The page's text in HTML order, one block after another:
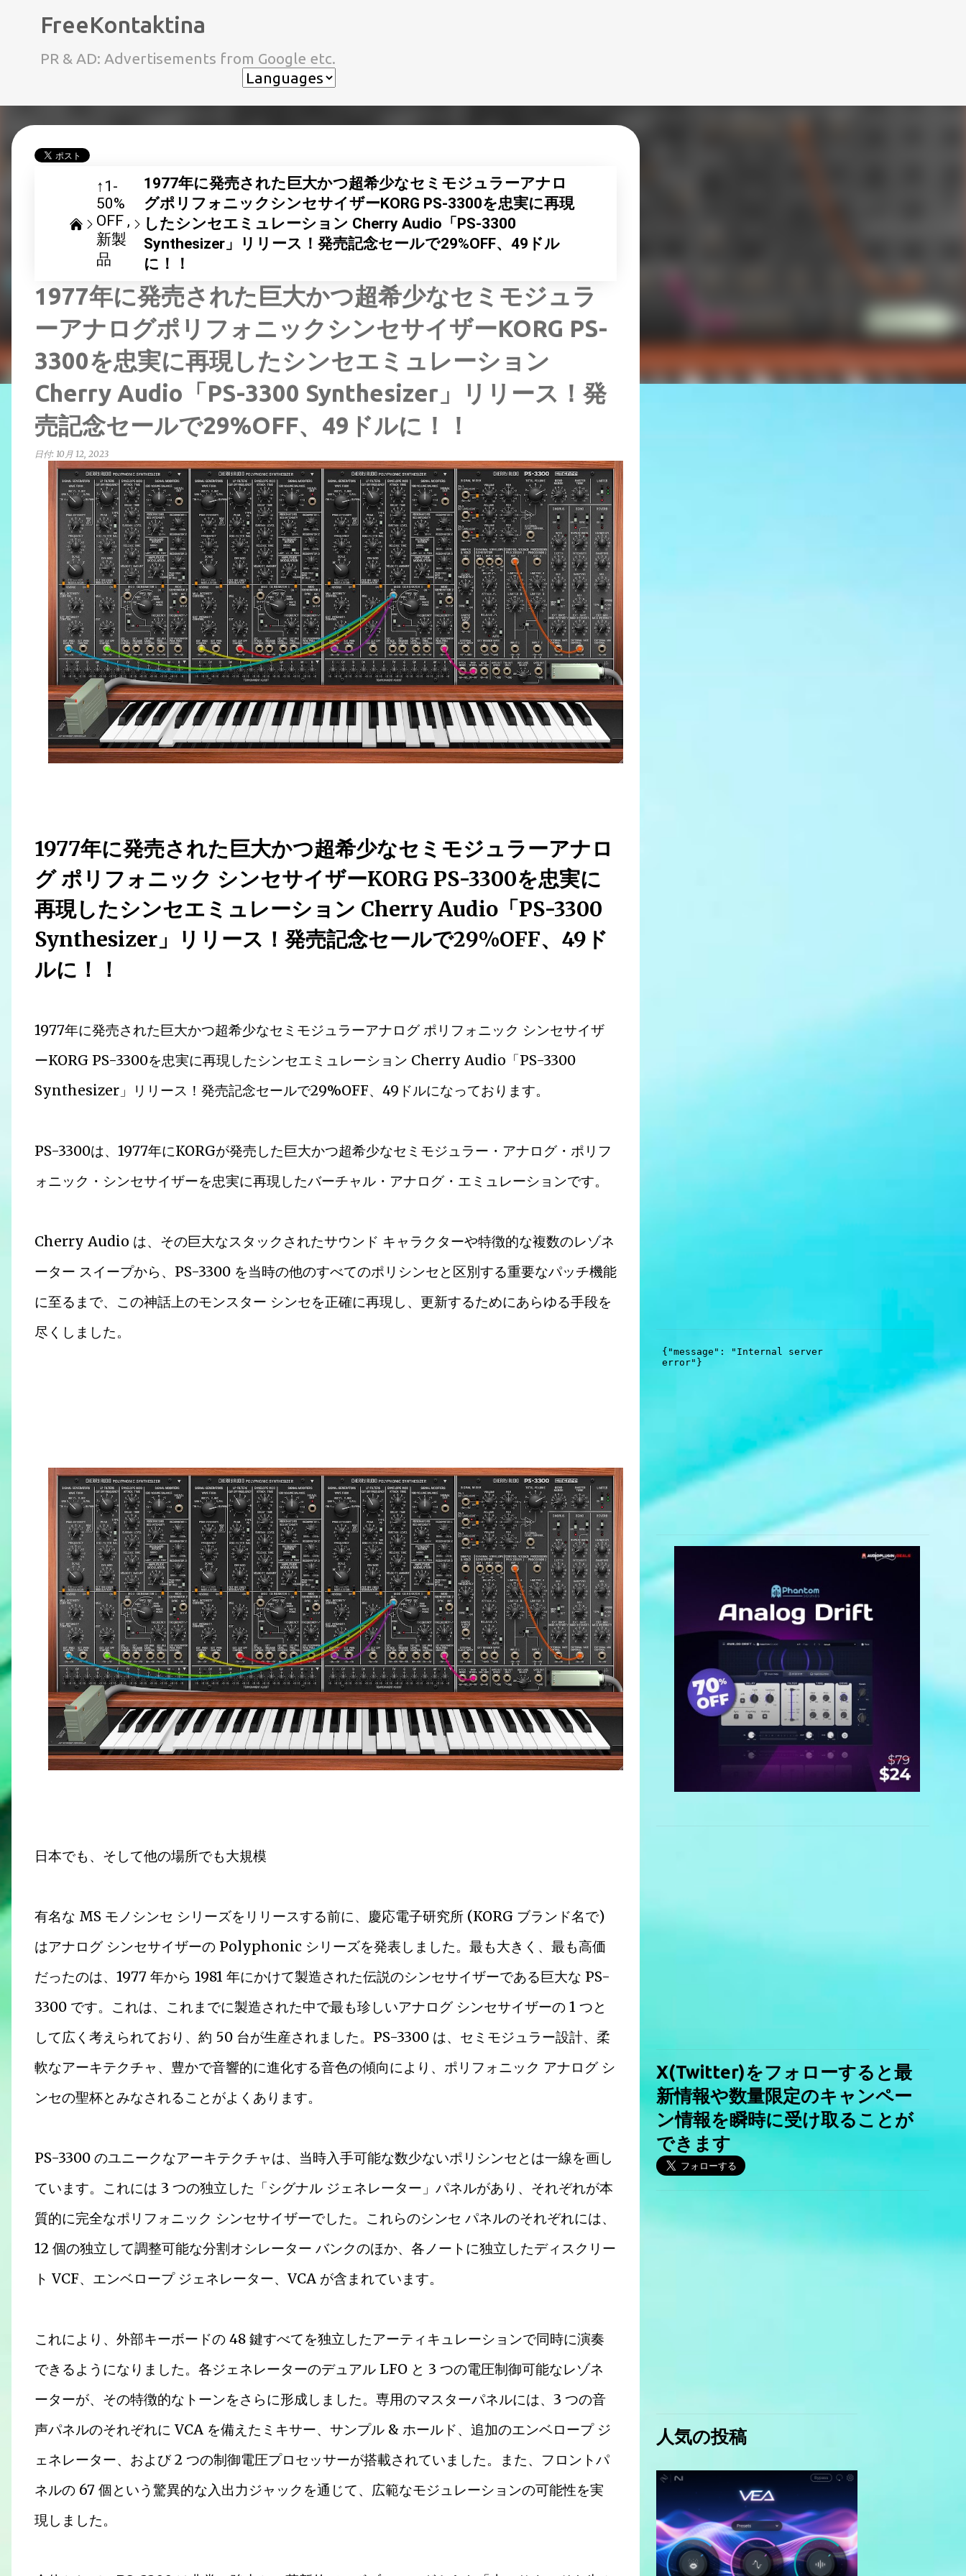
FreeKontaktina
PR & AD: Advertisements from Google etc.
↑1-
50%
OFF
新製
品
1977年に発売された巨大かつ超希少なセミモジュラーアナロ
グポリフォニックシンセサイザーKORG PS-3300を忠実に再現
したシンセエミュレーション Cherry Audio「PS-3300
Synthesizer」リリース！発売記念セールで29%OFF、49ドル
に！！
1977年に発売された巨大かつ超希少なセミモジュラ
ーアナログポリフォニックシンセサイザーKORG PS-
3300を忠実に再現したシンセエミュレーション
Cherry Audio「PS-3300 Synthesizer」リリース！発
売記念セールで29%OFF、49ドルに！！
日付: 10月 12, 2023
1977年に発売された巨大かつ超希少なセミモジュラーアナロ
グ ポリフォニック シンセサイザーKORG PS-3300を忠実に
再現したシンセエミュレーション Cherry Audio「PS-3300
Synthesizer」リリース！発売記念セールで29%OFF、49ド
ルに！！
1977年に発売された巨大かつ超希少なセミモジュラーアナログ ポリフォニック シンセサイザ
ーKORG PS-3300を忠実に再現したシンセエミュレーション Cherry Audio「PS-3300
Synthesizer」リリース！発売記念セールで29%OFF、49ドルになっております。
PS-3300は、1977年にKORGが発売した巨大かつ超希少なセミモジュラー・アナログ・ポリフ
ォニック・シンセサイザーを忠実に再現したバーチャル・アナログ・エミュレーションです。
Cherry Audio は、その巨大なスタックされたサウンド キャラクターや特徴的な複数のレゾネ
ーター スイープから、PS-3300 を当時の他のすべてのポリシンセと区別する重要なパッチ機能
に至るまで、この神話上のモンスター シンセを正確に再現し、更新するためにあらゆる手段を
尽くしました。
日本でも、そして他の場所でも大規模
有名な MS モノシンセ シリーズをリリースする前に、慶応電子研究所 (KORG ブランド名で)
はアナログ シンセサイザーの Polyphonic シリーズを発表しました。最も大きく、最も高価
だったのは、1977 年から 1981 年にかけて製造された伝説のシンセサイザーである巨大な PS-
3300 です。これは、これまでに製造された中で最も珍しいアナログ シンセサイザーの 1 つと
して広く考えられており、約 50 台が生産されました。PS-3300 は、セミモジュラー設計、柔
軟なアーキテクチャ、豊かで音響的に進化する音色の傾向により、ポリフォニック アナログ シ
ンセの聖杯とみなされることがよくあります。
PS-3300 のユニークなアーキテクチャは、当時入手可能な数少ないポリシンセとは一線を画し
ています。これには 3 つの独立した「シグナル ジェネレーター」パネルがあり、それぞれが本
質的に完全なポリフォニック シンセサイザーでした。これらのシンセ パネルのそれぞれには、
12 個の独立して調整可能な分割オシレーター バンクのほか、各ノートに独立したディスクリー
ト VCF、エンベロープ ジェネレーター、VCA が含まれています。
これにより、外部キーボードの 48 鍵すべてを独立したアーティキュレーションで同時に演奏
できるようになりました。各ジェネレーターのデュアル LFO と 3 つの電圧制御可能なレゾネ
ーターが、その特徴的なトーンをさらに形成しました。専用のマスターパネルには、3 つの音
声パネルのそれぞれに VCA を備えたミキサー、サンプル & ホールド、追加のエンベロープ ジ
ェネレーター、および 2 つの制御電圧プロセッサーが搭載されていました。また、フロントパ
ネルの 67 個という驚異的な入出力ジャックを通じて、広範なモジュレーションの可能性を実
現しました。
X(Twitter)をフォローすると最
新情報や数量限定のキャンペー
ン情報を瞬時に受け取ることが
できます
人気の投稿